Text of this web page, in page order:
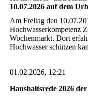
10.07.2026 auf dem
Am Freitag den
Hochwasserkompetenz
Wochenmarkt. Dort
Hochwasser schützen
01.02.2026, 12:21
Haushaltsrede 2026